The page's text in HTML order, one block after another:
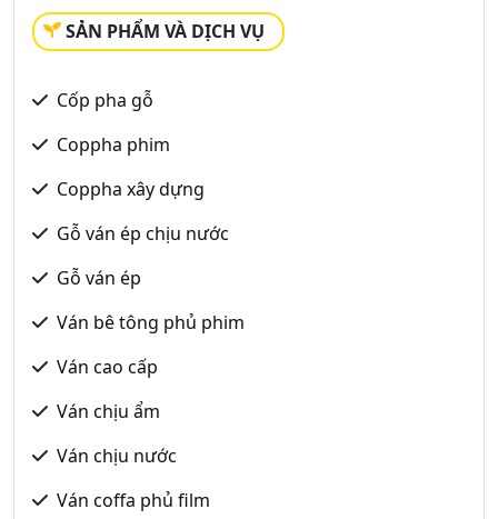
SẢN PHẨM VÀ DỊCH VỤ
Cốp pha gỗ
Coppha phim
Coppha xây dựng
Gỗ ván ép chịu nước
Gỗ ván ép
Ván bê tông phủ phim
Ván cao cấp
Ván chịu ẩm
Ván chịu nước
Ván coffa phủ film